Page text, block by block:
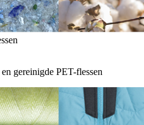
gereinigde PET-flessen